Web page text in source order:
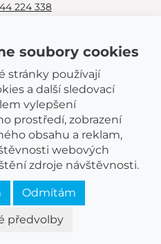
224 338
nákupu:
poblíž.
544 224 338.
soubory cookies
stránky používají
a další sledovací
vylepšení
prostředí, zobrazení
obsahu a reklam,
webových
zdroje návštěvnosti.
Odmítám
předvolby